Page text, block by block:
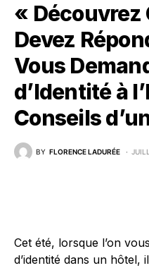
« Découvrez
Devez
Vous
d’Identité à
Conseils
BY FLORENCE LADURÉE
Cet été, lorsque l’on
d’identité dans un